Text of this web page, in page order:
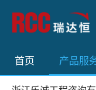
首页 产品服